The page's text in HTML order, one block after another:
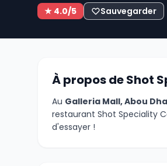
★ 4.0/5
Sauvegarder
À propos de Shot
Au Galleria Mall, Abou
restaurant Shot Speciality
d'essayer !